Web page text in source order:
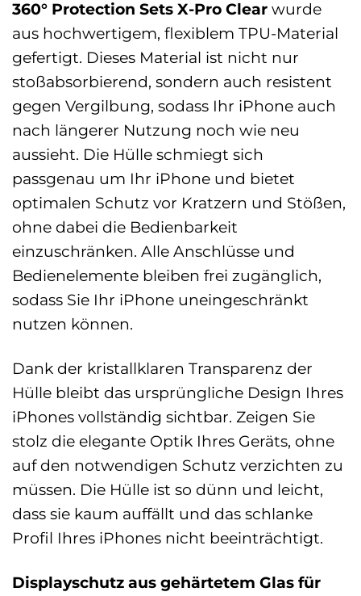
360° Protection Sets X-Pro Clear wurde
aus hochwertigem, flexiblem TPU-Material
gefertigt. Dieses Material ist nicht nur
stoßabsorbierend, sondern auch resistent
gegen Vergilbung, sodass Ihr iPhone auch
nach längerer Nutzung noch wie neu
aussieht. Die Hülle schmiegt sich
passgenau um Ihr iPhone und bietet
optimalen Schutz vor Kratzern und Stößen,
ohne dabei die Bedienbarkeit
einzuschränken. Alle Anschlüsse und
Bedienelemente bleiben frei zugänglich,
sodass Sie Ihr iPhone uneingeschränkt
nutzen können.
Dank der kristallklaren Transparenz der
Hülle bleibt das ursprüngliche Design Ihres
iPhones vollständig sichtbar. Zeigen Sie
stolz die elegante Optik Ihres Geräts, ohne
auf den notwendigen Schutz verzichten zu
müssen. Die Hülle ist so dünn und leicht,
dass sie kaum auffällt und das schlanke
Profil Ihres iPhones nicht beeinträchtigt.
Displayschutz aus gehärtetem Glas für